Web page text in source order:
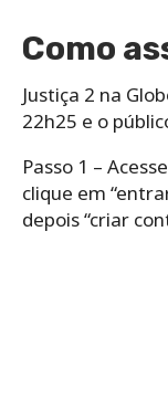
Como
Justiça 2 na
22h25 e o
Passo 1 –
clique em
depois “criar